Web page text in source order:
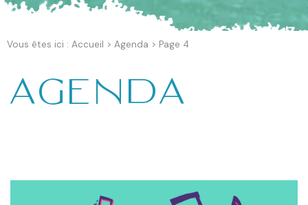
Vous êtes ici : Accueil > Agenda > Page 4
Agenda